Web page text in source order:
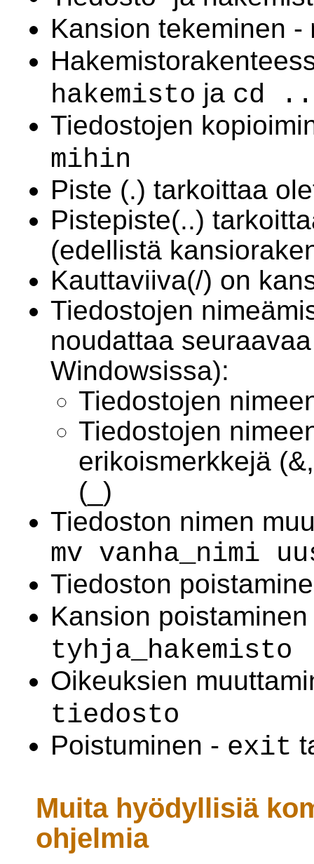
Kansion tekeminen -
hakemisto ja cd ..
Tiedostojen
mihin
Piste (.) tarkoittaa
Pistepiste(..)
(edellistä
Kauttaviiva(/) on
Tiedostojen
noudattaa
Windowsissa):
Tiedostojen
Tiedostojen
erikoismerkkejä
(_)
Tiedoston nimen
mv vanha_nimi
Tiedoston
Kansion
tyhja_hakemisto
Oikeuksien
tiedosto
Poistuminen - exit
Muita hyödyllisiä
ohjelmia